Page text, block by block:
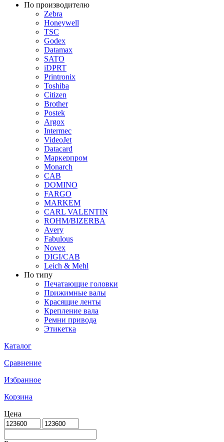
По производителю
Zebra
Honeywell
TSC
Godex
Datamax
SATO
iDPRT
Printronix
Toshiba
Citizen
Brother
Postek
Argox
Intermec
VideoJet
Datacard
Маркерпром
Monarch
CAB
DOMINO
FARGO
MARKEM
CARL VALENTIN
ROHM/BIZERBA
Avery
Fabulous
Novex
DIGI/CAB
Leich & Mehl
По типу
Печатающие головки
Прижимные валы
Красящие ленты
Крепление вала
Ремни привода
Этикетка
Каталог
Сравнение
Избранное
Корзина
Цена